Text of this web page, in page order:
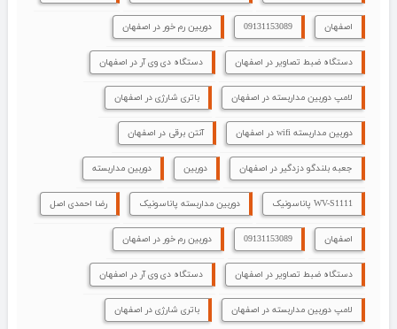
اصفهان 09131153089 دوربین رم خور در اصفهان
دستگاه ضبط تصاویر در اصفهان دستگاه دی وی آر در اصفهان
لامپ دوربین مداربسته در اصفهان باتری شارژی در اصفهان
دوربین مداربسته wifi در اصفهان آنتن برقی در اصفهان
جعبه بلندگو دزدگیر در اصفهان دوربین دوربین مداربسته
WV-S1111 پاناسونیک دوربین مداربسته پاناسونیک رضا احمدی اصل
اصفهان 09131153089 دوربین رم خور در اصفهان
دستگاه ضبط تصاویر در اصفهان دستگاه دی وی آر در اصفهان
لامپ دوربین مداربسته در اصفهان باتری شارژی در اصفهان